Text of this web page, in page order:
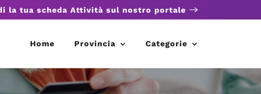
la tua scheda Attività sul nostro portale
Home Provincia Categorie